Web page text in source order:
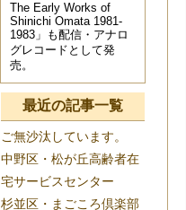
The Early Works of
Shinichi Omata 1981​-​
1983」も配信・アナロ
グレコードとして発
売。
最近の記事一覧
ご無沙汰しています。
中野区・松が丘高齢者在
宅サービスセンター
杉並区・まごころ倶楽部